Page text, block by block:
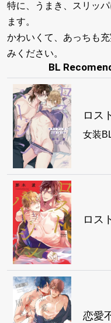
特に、うまき、スリッ
ます。
かわいくて、あっちも
みください。
BL
ロス
女装
ロス
恋愛